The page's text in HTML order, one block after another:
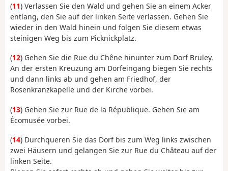
(11) Verlassen Sie den Wald und gehen Sie an einem Acker
entlang, den Sie auf der linken Seite verlassen. Gehen Sie
wieder in den Wald hinein und folgen Sie diesem etwas
steinigen Weg bis zum Picknickplatz.
(12) Gehen Sie die Rue du Chêne hinunter zum Dorf Bruley.
An der ersten Kreuzung am Dorfeingang biegen Sie rechts
und dann links ab und gehen am Friedhof, der
Rosenkranzkapelle und der Kirche vorbei.
(13) Gehen Sie zur Rue de la République. Gehen Sie am
Écomusée vorbei.
(14) Durchqueren Sie das Dorf bis zum Weg links zwischen
zwei Häusern und gelangen Sie zur Rue du Château auf der
linken Seite.